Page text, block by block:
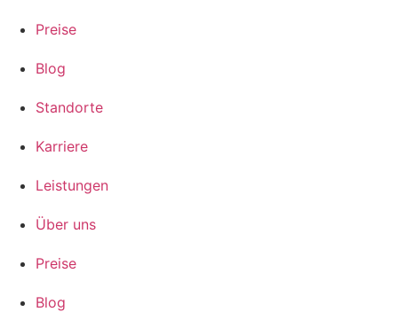
Preise
Blog
Standorte
Karriere
Leistungen
Über uns
Preise
Blog